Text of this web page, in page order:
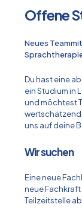
Offene
Neues
Du hast eine
ein Studium in
und möchtest
uns auf deine
Wir suchen
Eine neue
neue
Teilzeitstelle ab